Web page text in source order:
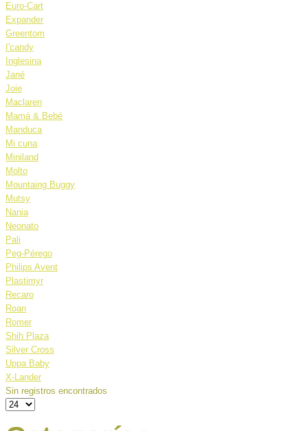
Euro-Cart
Expander
Greentom
I'candy
Inglesina
Jané
Joie
Maclaren
Mamá & Bebé
Manduca
Mi cuna
Miniland
Molto
Mountaing Buggy
Mutsy
Nania
Neonato
Pali
Peg-Pérego
Philips Avent
Plastimyr
Recaro
Roan
Romer
Shih Plaza
Silver Cross
Uppa Baby
X-Lander
Sin registros encontrados